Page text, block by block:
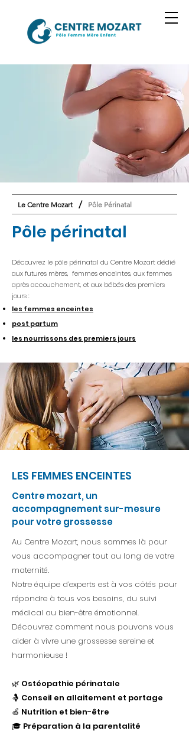
Le Centre Mozart / Pôle Périnatal
Pôle périnatal
Découvrez le pôle périnatal du Centre Mozart dédié
aux futures mères, femmes enceintes, aux femmes
après accouchement, et aux bébés des premiers
jours :
les femmes enceintes
post partum
les nourrissons des premiers jours
LES FEMMES ENCEINTES
Centre mozart, un
accompagnement sur-mesure
pour votre grossesse
Au Centre Mozart, nous sommes là pour
vous accompagner tout au long de votre
maternité.
Notre équipe d’experts est à vos côtés pour
répondre à tous vos besoins, du suivi
médical au bien-être émotionnel.
Découvrez comment nous pouvons vous
aider à vivre une grossesse sereine et
harmonieuse !
🌿 Ostéopathie périnatale
🤱 Conseil en allaitement et portage
🍏 Nutrition et bien-être
🎓 Préparation à la parentalité